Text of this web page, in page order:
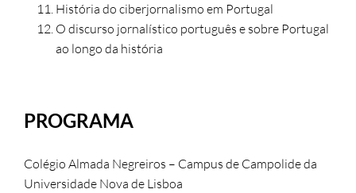
História do ciberjornalismo em Portugal
O discurso jornalístico português e sobre Portugal
ao longo da história
PROGRAMA
Colégio Almada Negreiros – Campus de Campolide da
Universidade Nova de Lisboa